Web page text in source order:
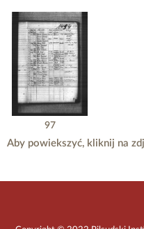
97
Aby powiekszyć, kliknij na